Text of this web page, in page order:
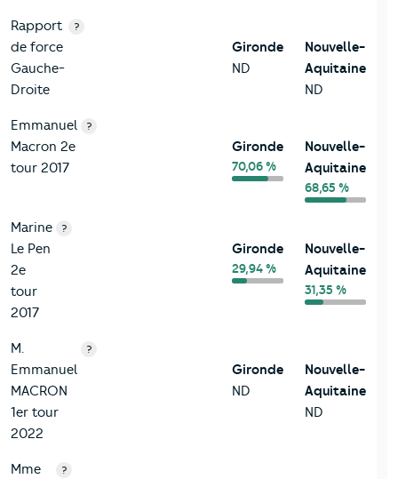
Rapport
de force
Gauche-
Droite
?
Gironde
ND
Nouvelle-
Aquitaine
ND
Emmanuel
Macron 2e
tour 2017
?
Gironde
70,06 %
Nouvelle-
Aquitaine
68,65 %
Marine
Le Pen
2e
tour
2017
?
Gironde
29,94 %
Nouvelle-
Aquitaine
31,35 %
M.
Emmanuel
MACRON
1er tour
2022
?
Gironde
ND
Nouvelle-
Aquitaine
ND
Mme
?